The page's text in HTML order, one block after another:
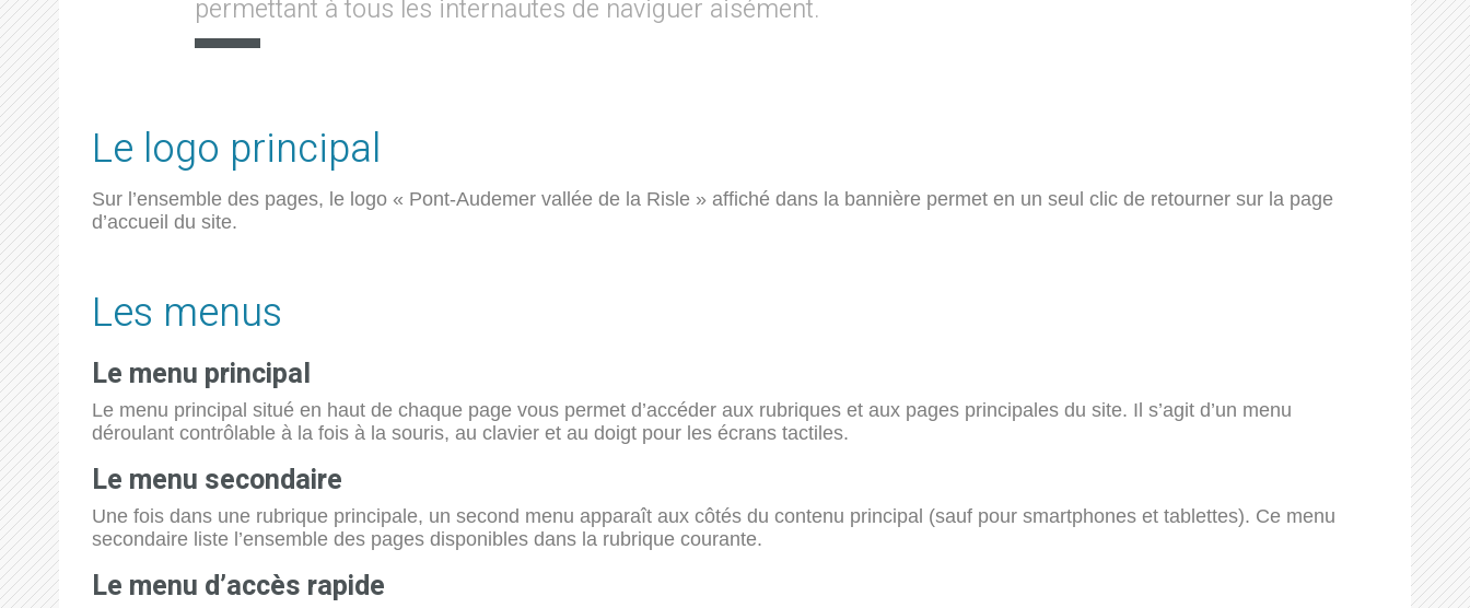
permettant à tous les internautes de naviguer aisément.
Le logo principal
Sur l’ensemble des pages, le logo « Pont-Audemer vallée de la Risle » affiché dans la bannière permet en un seul clic de retourner sur la page
d’accueil du site.
Les menus
Le menu principal
Le menu principal situé en haut de chaque page vous permet d’accéder aux rubriques et aux pages principales du site. Il s’agit d’un menu
déroulant contrôlable à la fois à la souris, au clavier et au doigt pour les écrans tactiles.
Le menu secondaire
Une fois dans une rubrique principale, un second menu apparaît aux côtés du contenu principal (sauf pour smartphones et tablettes). Ce menu
secondaire liste l’ensemble des pages disponibles dans la rubrique courante.
Le menu d’accès rapide